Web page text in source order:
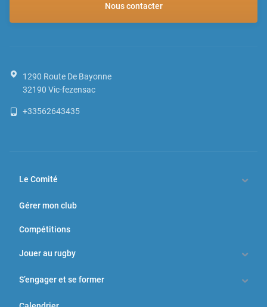
Nous contacter
1290 Route De Bayonne
32190 Vic-fezensac
+33562643435
Le Comité
Gérer mon club
Compétitions
Jouer au rugby
S’engager et se former